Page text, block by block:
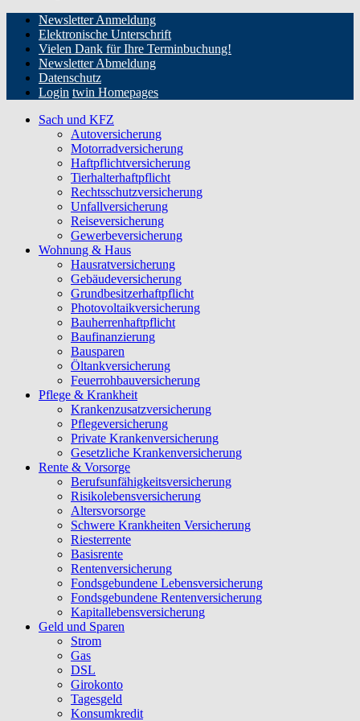
Newsletter Anmeldung
Elektronische Unterschrift
Vielen Dank für Ihre Terminbuchung!
Newsletter Abmeldung
Datenschutz
Login twin Homepages
Sach und KFZ
Autoversicherung
Motorradversicherung
Haftpflichtversicherung
Tierhalterhaftpflicht
Rechtsschutzversicherung
Unfallversicherung
Reiseversicherung
Gewerbeversicherung
Wohnung & Haus
Hausratversicherung
Gebäudeversicherung
Grundbesitzerhaftpflicht
Photovoltaikversicherung
Bauherrenhaftpflicht
Baufinanzierung
Bausparen
Öltankversicherung
Feuerrohbauversicherung
Pflege & Krankheit
Krankenzusatzversicherung
Pflegeversicherung
Private Krankenversicherung
Gesetzliche Krankenversicherung
Rente & Vorsorge
Berufs­unfähigkeitsversicherung
Risikolebensversicherung
Altersvorsorge
Schwere Krankheiten Versicherung
Riesterrente
Basisrente
Rentenversicherung
Fondsgebundene Lebensversicherung
Fondsgebundene Rentenversicherung
Kapitallebensversicherung
Geld und Sparen
Strom
Gas
DSL
Girokonto
Tagesgeld
Konsumkredit